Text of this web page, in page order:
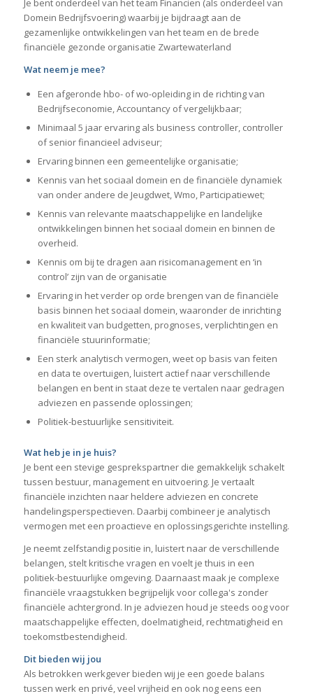
Je bent onderdeel van het team Financien (als onderdeel van
Domein Bedrijfsvoering) waarbij je bijdraagt aan de
gezamenlijke ontwikkelingen van het team en de brede
financiële gezonde organisatie Zwartewaterland
Wat neem je mee?
Een afgeronde hbo- of wo-opleiding in de richting van
Bedrijfseconomie, Accountancy of vergelijkbaar;
Minimaal 5 jaar ervaring als business controller, controller
of senior financieel adviseur;
Ervaring binnen een gemeentelijke organisatie;
Kennis van het sociaal domein en de financiële dynamiek
van onder andere de Jeugdwet, Wmo, Participatiewet;
Kennis van relevante maatschappelijke en landelijke
ontwikkelingen binnen het sociaal domein en binnen de
overheid.
Kennis om bij te dragen aan risicomanagement en ‘in
control’ zijn van de organisatie
Ervaring in het verder op orde brengen van de financiële
basis binnen het sociaal domein, waaronder de inrichting
en kwaliteit van budgetten, prognoses, verplichtingen en
financiële stuurinformatie;
Een sterk analytisch vermogen, weet op basis van feiten
en data te overtuigen, luistert actief naar verschillende
belangen en bent in staat deze te vertalen naar gedragen
adviezen en passende oplossingen;
Politiek-bestuurlijke sensitiviteit.
Wat heb je in je huis?
Je bent een stevige gesprekspartner die gemakkelijk schakelt
tussen bestuur, management en uitvoering. Je vertaalt
financiële inzichten naar heldere adviezen en concrete
handelingsperspectieven. Daarbij combineer je analytisch
vermogen met een proactieve en oplossingsgerichte instelling.
Je neemt zelfstandig positie in, luistert naar de verschillende
belangen, stelt kritische vragen en voelt je thuis in een
politiek-bestuurlijke omgeving. Daarnaast maak je complexe
financiële vraagstukken begrijpelijk voor collega's zonder
financiële achtergrond. In je adviezen houd je steeds oog voor
maatschappelijke effecten, doelmatigheid, rechtmatigheid en
toekomstbestendigheid.
Dit bieden wij jou
Als betrokken werkgever bieden wij je een goede balans
tussen werk en privé, veel vrijheid en ook nog eens een